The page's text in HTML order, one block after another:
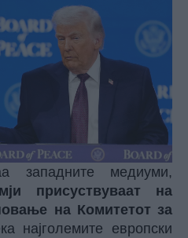
западните медиуми,
присуствуваат на
на Комитетот за
најголемите европски